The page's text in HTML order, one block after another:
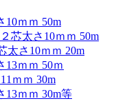
ｍｍ 50m
芯太さ10ｍｍ 50m
さ10ｍｍ 20m
ｍｍ 50ｍ
ｍｍ 30m
ｍｍ 30m等